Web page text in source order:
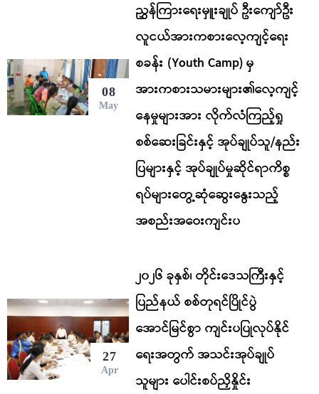
08
May
ညွှန်ကြားရေးမှူးချုပ် ဦးကျော်ဦး
လူငယ်အားကစားလေ့ကျင့်ရေး
စခန်း (Youth Camp) မှ
အားကစားသမားများ၏လေ့ကျင့်
နေမှုများအား လိုက်လံကြည့်ရှု
စစ်ဆေးခြင်းနှင့် အုပ်ချုပ်သူ/နည်း
ပြများနှင့် အုပ်ချုပ်မှုဆိုင်ရာကိစ္စ
ရပ်များတွေ့ဆုံဆွေးနွေးသည့်
အစည်းအဝေးကျင်းပ
27
Apr
၂၀၂၆ ခုနှစ်၊ တိုင်းဒေသကြီးနှင့်
ပြည်နယ် စစ်တုရင်ပြိုင်ပွဲ
အောင်မြင်စွာ ကျင်းပပြုလုပ်နိုင်
ရေးအတွက် အသင်းအုပ်ချုပ်
သူများ ပေါင်းစပ်ညှိနှိုင်း